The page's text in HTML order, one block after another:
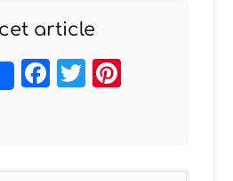
article
Facebook
Twitter